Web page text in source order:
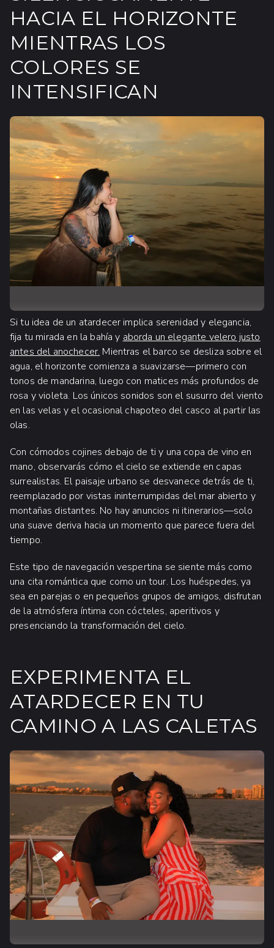
HACIA EL HORIZONTE
MIENTRAS LOS
COLORES SE
INTENSIFICAN
Si tu idea de un atardecer implica serenidad y elegancia,
fija tu mirada en la bahía y aborda un elegante velero justo
antes del anochecer. Mientras el barco se desliza sobre el
agua, el horizonte comienza a suavizarse—primero con
tonos de mandarina, luego con matices más profundos de
rosa y violeta. Los únicos sonidos son el susurro del viento
en las velas y el ocasional chapoteo del casco al partir las
olas.
Con cómodos cojines debajo de ti y una copa de vino en
mano, observarás cómo el cielo se extiende en capas
surrealistas. El paisaje urbano se desvanece detrás de ti,
reemplazado por vistas ininterrumpidas del mar abierto y
montañas distantes. No hay anuncios ni itinerarios—solo
una suave deriva hacia un momento que parece fuera del
tiempo.
Este tipo de navegación vespertina se siente más como
una cita romántica que como un tour. Los huéspedes, ya
sea en parejas o en pequeños grupos de amigos, disfrutan
de la atmósfera íntima con cócteles, aperitivos y
presenciando la transformación del cielo.
EXPERIMENTA EL
ATARDECER EN TU
CAMINO A LAS CALETAS